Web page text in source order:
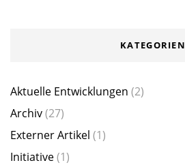
KATEGORIEN
Aktuelle Entwicklungen (2)
Archiv(27)
Externer Artikel (1)
Initiative(1)